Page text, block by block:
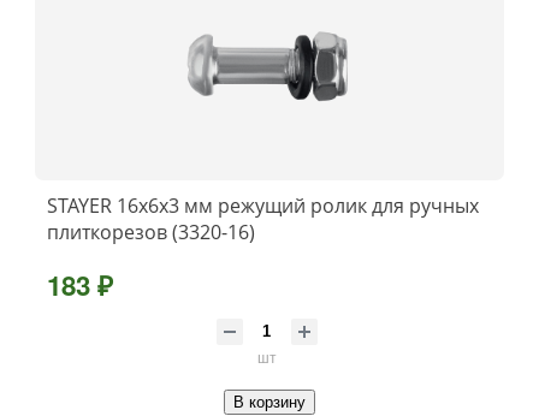
STAYER 16х6х3 мм режущий ролик для ручных
плиткорезов (3320-16)
183 ₽
шт
В корзину